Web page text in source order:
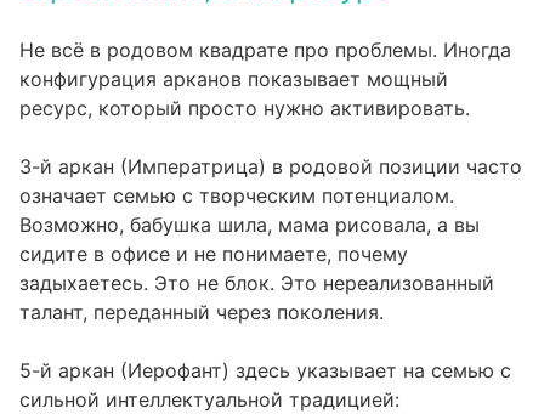
Не всё в родовом квадрате про проблемы. Иногда
конфигурация арканов показывает мощный
ресурс, который просто нужно активировать.
3-й аркан (Императрица) в родовой позиции часто
означает семью с творческим потенциалом.
Возможно, бабушка шила, мама рисовала, а вы
сидите в офисе и не понимаете, почему
задыхаетесь. Это не блок. Это нереализованный
талант, переданный через поколения.
5-й аркан (Иерофант) здесь указывает на семью с
сильной интеллектуальной традицией: